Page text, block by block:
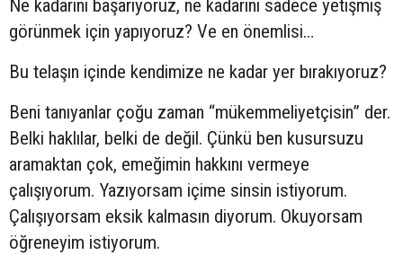
Ne kadarını başarıyoruz, ne kadarını sadece yetişmiş
görünmek için yapıyoruz? Ve en önemlisi…
Bu telaşın içinde kendimize ne kadar yer bırakıyoruz?
Beni tanıyanlar çoğu zaman “mükemmeliyetçisin” der.
Belki haklılar, belki de değil. Çünkü ben kusursuzu
aramaktan çok, emeğimin hakkını vermeye
çalışıyorum. Yazıyorsam içime sinsin istiyorum.
Çalışıyorsam eksik kalmasın diyorum. Okuyorsam
öğreneyim istiyorum.